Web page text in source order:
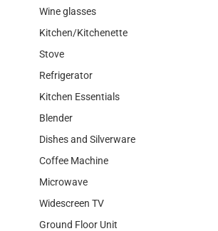
Wine glasses
Kitchen/Kitchenette
Stove
Refrigerator
Kitchen Essentials
Blender
Dishes and Silverware
Coffee Machine
Microwave
Widescreen TV
Ground Floor Unit